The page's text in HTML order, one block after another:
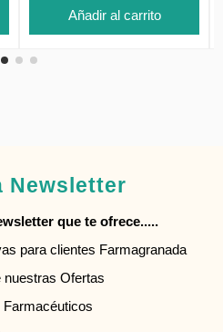
Añadir al carrito
Newsletter
que te ofrece.....
para clientes Farmagranada
nuestras Ofertas